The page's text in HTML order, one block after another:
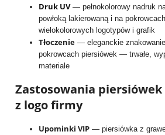
Druk UV— pełnokolorowy nadruk
powłoką lakierowaną i na
wielokolorowych logotypów i grafik
Tłoczenie — eleganckie
pokrowcach piersiówek — trwałe,
materiale
Zastosowania
z logo firmy
Upominki VIP — piersiówka z